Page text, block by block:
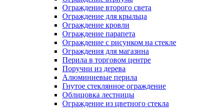
Ограждение второго света
Ограждение для крыльца
Ограждение кровли
Ограждение парапета
Ограждение с рисунком на стекле
Ограждения для магазина
Перила в торговом центре
Поручни из дерева
Алюминиевые перила
Гнутое стеклянное ограждение
Облицовка лестницы
Ограждение из цветного стекла